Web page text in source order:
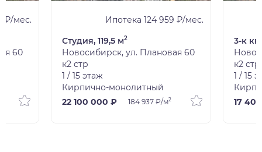
₽/мес.
60
Ипотека 124 959 ₽/мес.
Студия, 119,5 м2
Новосибирск, ул. Плановая 60
к2 стр
1 / 15 этаж
Кирпично-монолитный
22 100 000 ₽
184 937 ₽/м2
3-к
к2 стр
1 / 15
17